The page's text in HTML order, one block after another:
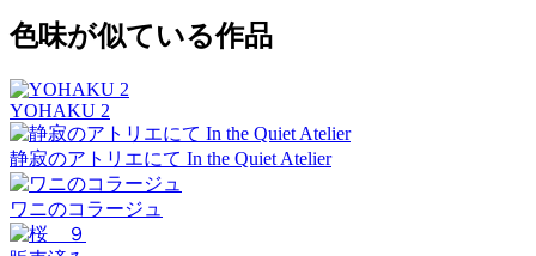
色味が似ている作品
YOHAKU 2
静寂のアトリエにて In the Quiet Atelier
ワニのコラージュ